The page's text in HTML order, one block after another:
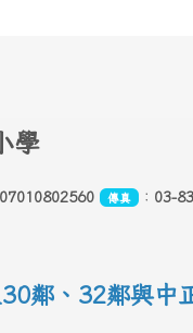
學
07010802560 傳真 ： 03-
鄰、 32鄰與中